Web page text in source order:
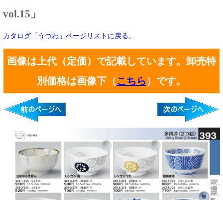
vol.15」
カタログ「うつわ」ページリストに戻る。
画像は上代（定価）で記載しています。卸売特
別価格は画像下（こちら ）です。